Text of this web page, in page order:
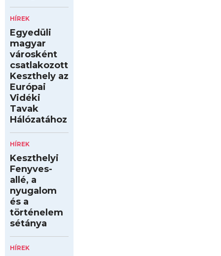
HÍREK
Egyedüli
magyar
városként
csatlakozott
Keszthely az
Európai
Vidéki
Tavak
Hálózatához
HÍREK
Keszthelyi
Fenyves-
allé, a
nyugalom
és a
történelem
sétánya
HÍREK